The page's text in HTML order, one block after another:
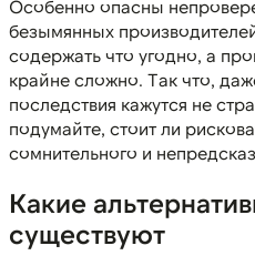
Особенно опасны
безымянных
содержать что угодно, а
крайне сложно. Так что,
последствия кажутся не
подумайте, стоит ли
сомнительного и
Какие
существуют